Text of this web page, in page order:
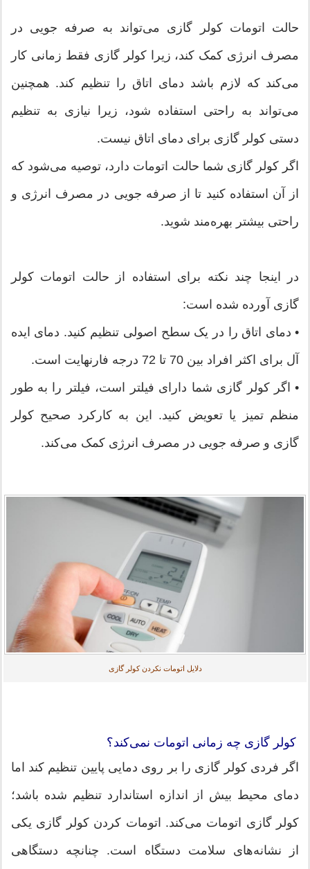
حالت اتومات کولر گازی می‌تواند به صرفه جویی در
مصرف انرژی کمک کند، زیرا کولر گازی فقط زمانی کار
می‌کند که لازم باشد دمای اتاق را تنظیم کند. همچنین
می‌تواند به راحتی استفاده شود، زیرا نیازی به تنظیم
دستی کولر گازی برای دمای اتاق نیست.
اگر کولر گازی شما حالت اتومات دارد، توصیه می‌شود که
از آن استفاده کنید تا از صرفه جویی در مصرف انرژی و
راحتی بیشتر بهره‌مند شوید.
در اینجا چند نکته برای استفاده از حالت اتومات کولر
گازی آورده شده است:
• دمای اتاق را در یک سطح اصولی تنظیم کنید. دمای ایده
آل برای اکثر افراد بین 70 تا 72 درجه فارنهایت است.
• اگر کولر گازی شما دارای فیلتر است، فیلتر را به طور
منظم تمیز یا تعویض کنید. این به کارکرد صحیح کولر
گازی و صرفه جویی در مصرف انرژی کمک می‌کند.
دلایل اتومات نکردن کولر گازی
کولر گازی چه زمانی اتومات نمی‌کند؟
اگر فردی کولر گازی را بر روی دمایی پایین تنظیم کند اما
دمای محیط بیش از اندازه استاندارد تنظیم شده باشد؛
کولر گازی اتومات می‌کند. اتومات کردن کولر گازی یکی
از نشانه‌های سلامت دستگاه است. چنانچه دستگاهی